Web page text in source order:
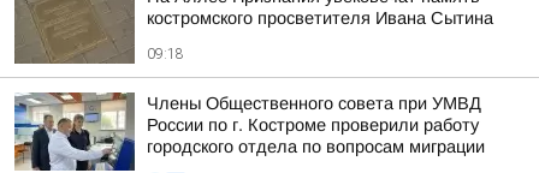
костромского просветителя Ивана Сытина
09:18
Члены Общественного совета при УМВД
России по г. Костроме проверили работу
городского отдела по вопросам миграции